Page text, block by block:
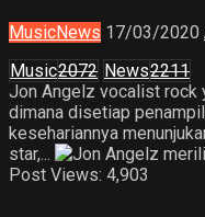
MusicNews 17/03/2020
Music2072 News2211
Jon Angelz vocalist rock
dimana disetiap
kesehariannya
star,...
Post Views: 4,903